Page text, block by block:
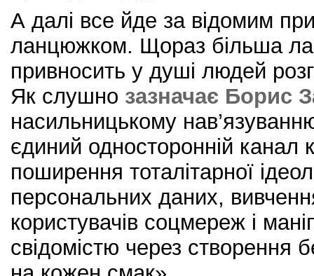
А далі все йде за відомим
ланцюжком. Щораз більша
привносить у душі людей
Як слушно зазначає Борис
насильницькому
єдиний односторонній канал
поширення тоталітарної
персональних даних,
користувачів соцмереж і
свідомістю через створення